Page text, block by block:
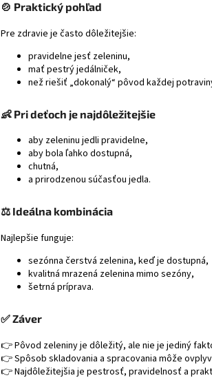
🍲 Praktický pohľad
Pre zdravie je často dôležitejšie:
pravidelne jesť zeleninu,
mať pestrý jedálniček,
než riešiť „dokonalý“ pôvod každej
👶 Pri deťoch je najdôležitejšie
aby zeleninu jedli pravidelne,
aby bola ľahko dostupná,
chutná,
a prirodzenou súčasťou jedla.
⚖️ Ideálna kombinácia
Najlepšie funguje:
sezónna čerstvá zelenina, keď je dostupná,
kvalitná mrazená zelenina mimo sezóny,
šetrná príprava.
✅ Záver
👉 Pôvod zeleniny je dôležitý, ale nie je jediný
👉 Spôsob skladovania a spracovania môže
👉 Najdôležitejšia je pestrosť, pravidelnosť a